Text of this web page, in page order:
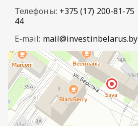
Телефоны: +375 (17) 200-81-75
44
E-mail: mail@investinbelarus.by